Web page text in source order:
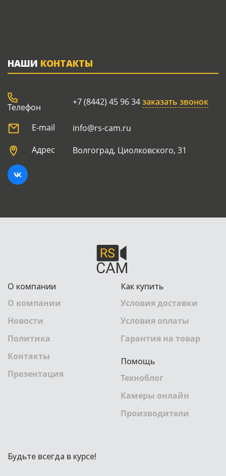
НАШИ КОНТАКТЫ
Телефон +7 (8442) 45 96 34заказать звонок
E-mail
info@rs-cam.ru
Адрес
Волгоград, Циолковского, 31
О компании
О компании
Новости
Политика
Контакты
Презентация
Как купить
Условия доставки
Условия оплаты
Гарантия на товар
Помощь
Техноблог
Камеры онлайн
Производители
Будьте всегда в курсе!